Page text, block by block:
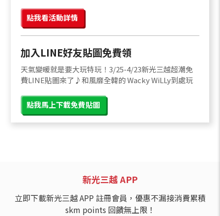
點我看活動詳情
加入LINE好友貼圖免費領
天氣變暖就是要大玩特玩！3/25-4/23新光三越超潮免
費LINE貼圖來了♪和風靡全韓的 Wacky WiLLy到處玩
點我馬上下載免費貼圖
新光三越 APP
立即下載新光三越 APP 註冊會員，優惠不漏接消費累積
skm points 回饋無上限！